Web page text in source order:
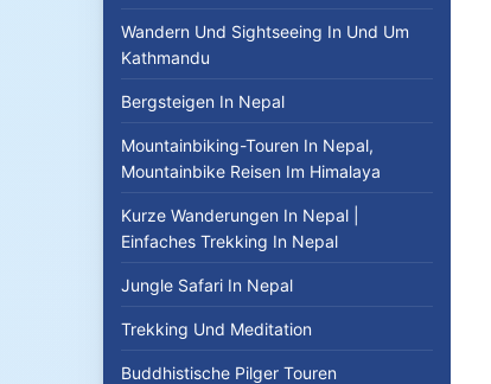
Wandern Und Sightseeing In Und Um
Kathmandu
Bergsteigen In Nepal
Mountainbiking-Touren In Nepal,
Mountainbike Reisen Im Himalaya
Kurze Wanderungen In Nepal |
Einfaches Trekking In Nepal
Jungle Safari In Nepal
Trekking Und Meditation
Buddhistische Pilger Touren